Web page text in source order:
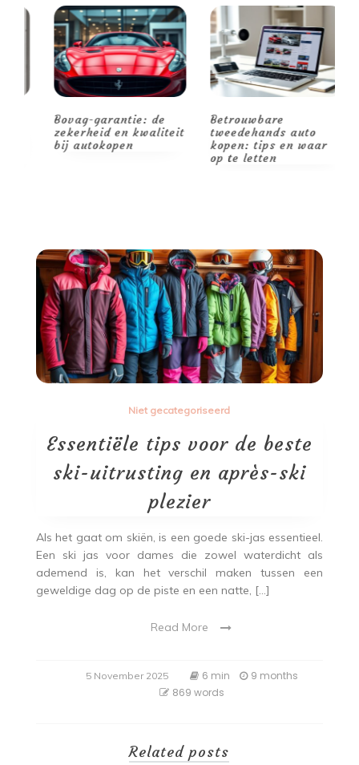
Bovag-garantie: de
zekerheid en kwaliteit
bij autokopen
Betrouwbare
tweedehands auto
kopen: tips en waar
op te letten
Niet gecategoriseerd
Essentiële tips voor de beste
ski-uitrusting en après-ski
plezier
Als het gaat om skiën, is een goede ski-jas essentieel.
Een ski jas voor dames die zowel waterdicht als
ademend is, kan het verschil maken tussen een
geweldige dag op de piste en een natte, […]
Read More
5 November 2025 6 min
9 months
869 words
Related posts